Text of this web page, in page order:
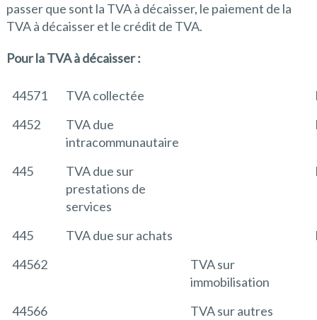
passer que sont la TVA à décaisser, le paiement de la
TVA à décaisser et le crédit de TVA.
Pour la TVA à décaisser :
44571 TVA collectée
4452
TVA due
intracommunautaire
445
TVA due sur
prestations de
services
445 TVA due sur achats
44562
TVA sur
immobilisation
44566
TVA sur autres